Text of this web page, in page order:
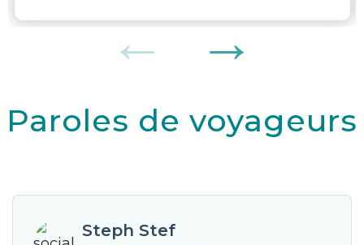
Paroles de voyageurs
Steph Stef